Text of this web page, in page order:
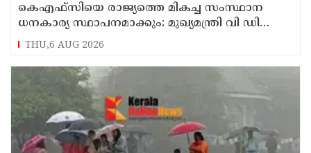
കെഎഫ്‌സിയെ രാജ്യത്തെ മികച്ച സംസ്ഥാന
ധനകാര്യ സ്ഥാപനമാക്കും: മുഖ്യമന്ത്രി വി ഡി
സതീശൻ
THU,6 AUG 2026